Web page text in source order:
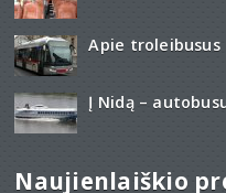
Apie troleibusus
Į Nidą –
Naujienlaiškio